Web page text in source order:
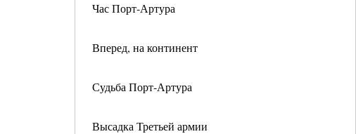
Час Порт-Артура
Вперед, на континент
Судьба Порт-Артура
Высадка Третьей армии